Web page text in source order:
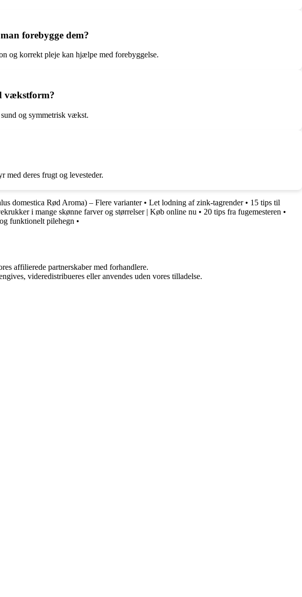
forebygge dem?
og korrekt pleje kan hjælpe med forebyggelse.
vækstform?
og symmetrisk vækst.
deres frugt og levesteder.
domestica Rød Aroma) – Flere varianter• Let lodning af zink-tagrender• 15 tips til
i mange skønne farver og størrelser | Køb online nu • 20 tips fra fugemesteren •
funktionelt pilehegn •
affilierede partnerskaber med forhandlere.
videredistribueres eller anvendes uden vores tilladelse.